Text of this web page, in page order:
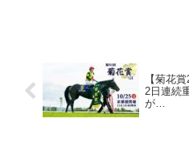
【菊花
2日連続
が…